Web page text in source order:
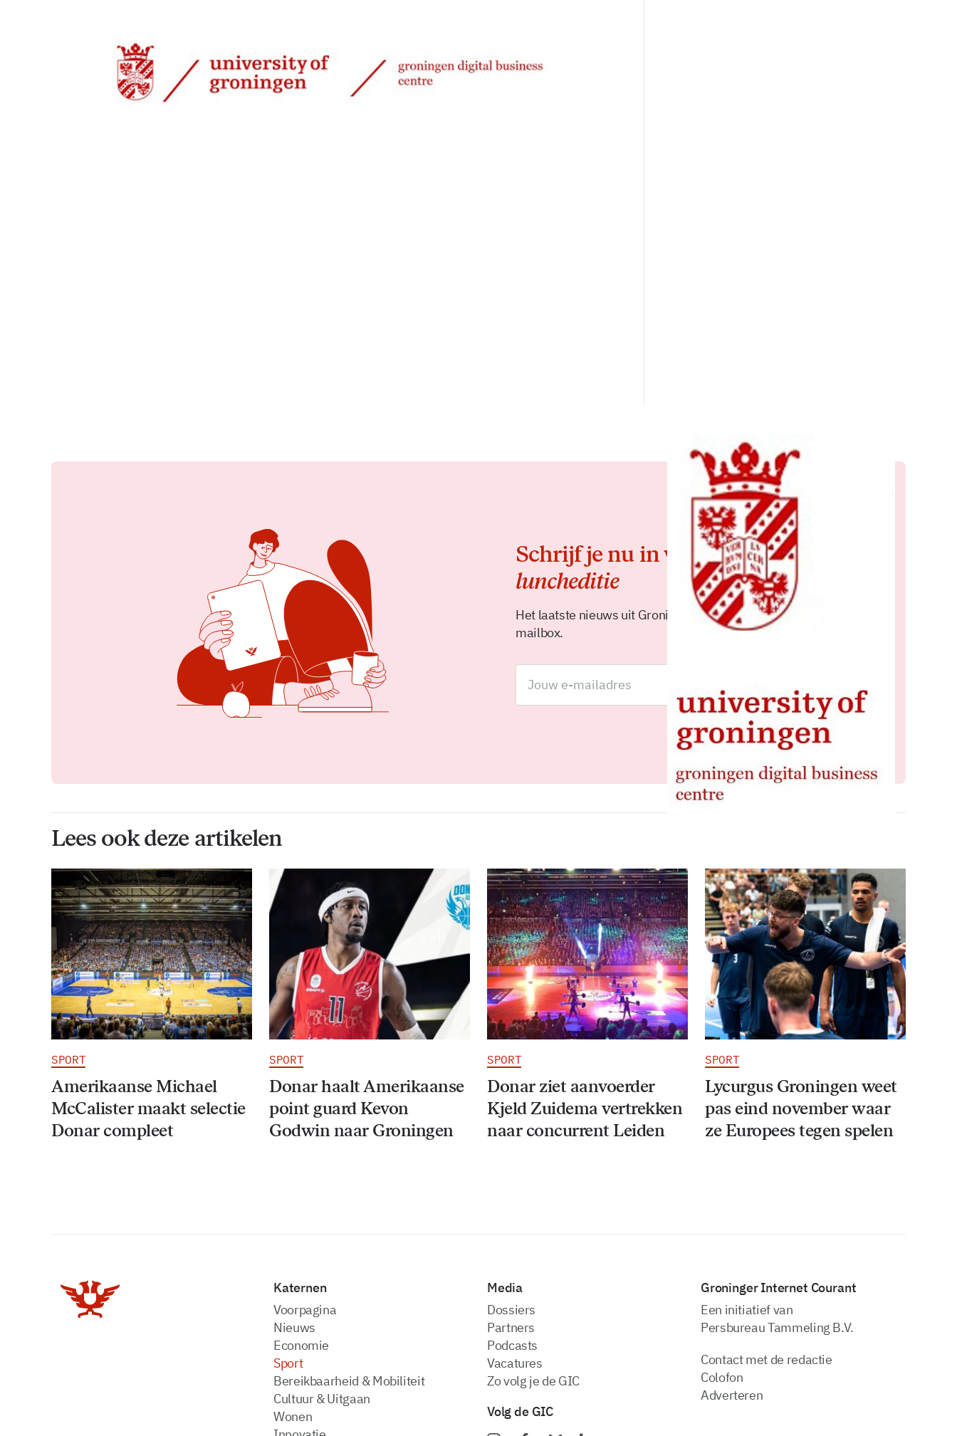
18 jun 2015, 07:57
Schrijf je nu in voor de
luncheditie
Het laatste nieuws uit Groningen elke middag in je
mailbox.
Lees ook deze artikelen
SPORT
Amerikaanse Michael
McCalister maakt selectie
Donar compleet
SPORT
Donar haalt Amerikaanse
point guard Kevon
Godwin naar Groningen
SPORT
Donar ziet aanvoerder
Kjeld Zuidema vertrekken
naar concurrent Leiden
SPORT
Lycurgus Groningen weet
pas eind november waar
ze Europees tegen spelen
Katernen
Voorpagina
Nieuws
Economie
Sport
Bereikbaarheid & Mobiliteit
Cultuur & Uitgaan
Wonen
Media
dossiers
partners
podcasts
vacatures
zo volg je de GIC
Volg de GIC
Groninger Internet Courant
Een initiatief van
Persbureau Tammeling B.V.
Contact met de redactie
Colofon
Adverteren